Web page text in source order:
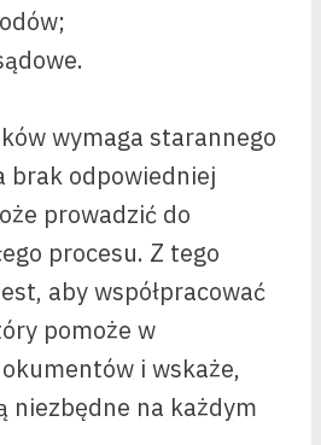
wymaga starannego
brak odpowiedniej
prowadzić do
procesu. Z tego
aby współpracować
pomoże w
i wskaże,
niezbędne na każdym